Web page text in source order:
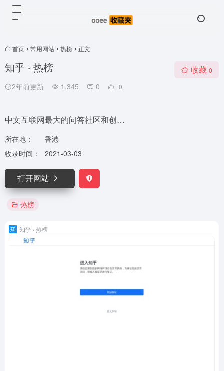
首页 • 常用网站 • 热榜 • 正文
知乎 ‧ 热榜
2年前更新 1,345 0 0
收藏 0
中文互联网最大的问答社区和创…
所在地：
香港
收录时间：
2021-03-03
打开网站
热榜
知乎 ‧ 热榜